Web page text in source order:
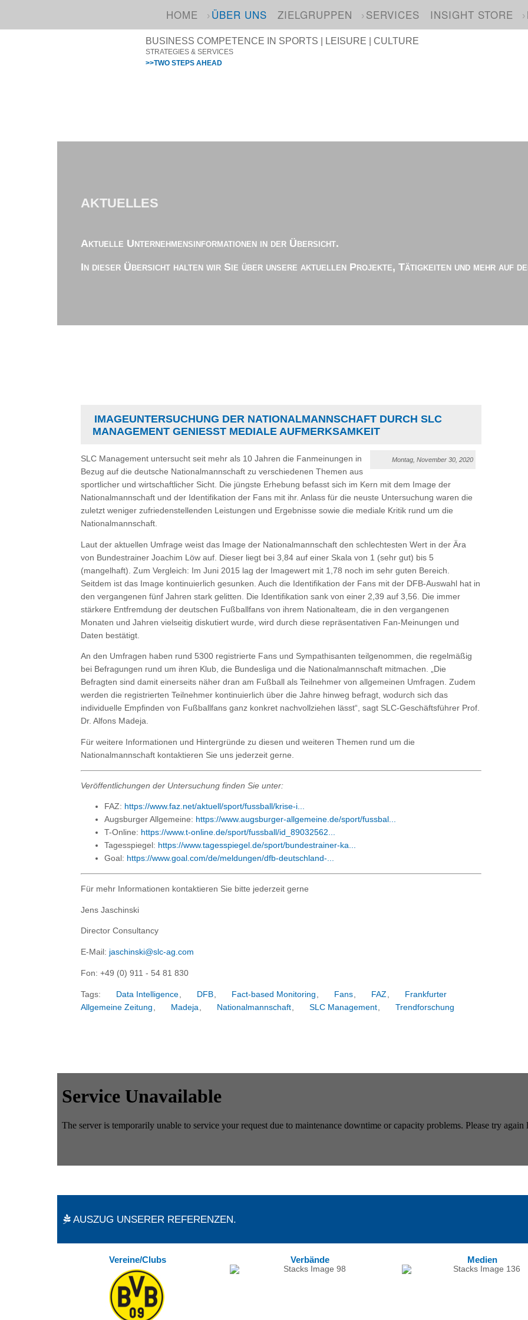
HOME ÜBER UNS ZIELGRUPPEN SERVICES INSIGHT STORE
BUSINESS COMPETENCE IN SPORTS | LEISURE | CULTURE
STRATEGIES & SERVICES
>>TWO STEPS AHEAD
AKTUELLES
Aktuelle Unternehmensinformationen in der Übersicht.
In dieser Übersicht halten wir Sie über unsere aktuellen Projekte, Tätigkeiten und mehr auf
IMAGEUNTERSUCHUNG DER NATIONALMANNSCHAFT DURCH SLC
MANAGEMENT GENIESST MEDIALE AUFMERKSAMKEIT
Montag, November 30, 2020
SLC Management untersucht seit mehr als 10 Jahren die Fanmeinungen in
Bezug auf die deutsche Nationalmannschaft zu verschiedenen Themen aus
sportlicher und wirtschaftlicher Sicht. Die jüngste Erhebung befasst sich im Kern mit dem Image der
Nationalmannschaft und der Identifikation der Fans mit ihr. Anlass für die neuste Untersuchung waren die
zuletzt weniger zufriedenstellenden Leistungen und Ergebnisse sowie die mediale Kritik rund um die
Nationalmannschaft.
Laut der aktuellen Umfrage weist das Image der Nationalmannschaft den schlechtesten Wert in der Ära
von Bundestrainer Joachim Löw auf. Dieser liegt bei 3,84 auf einer Skala von 1 (sehr gut) bis 5
(mangelhaft). Zum Vergleich: Im Juni 2015 lag der Imagewert mit 1,78 noch im sehr guten Bereich.
Seitdem ist das Image kontinuierlich gesunken. Auch die Identifikation der Fans mit der DFB-Auswahl hat in
den vergangenen fünf Jahren stark gelitten. Die Identifikation sank von einer 2,39 auf 3,56. Die immer
stärkere Entfremdung der deutschen Fußballfans von ihrem Nationalteam, die in den vergangenen
Monaten und Jahren vielseitig diskutiert wurde, wird durch diese repräsentativen Fan-Meinungen und
Daten bestätigt.
An den Umfragen haben rund 5300 registrierte Fans und Sympathisanten teilgenommen, die regelmäßig
bei Befragungen rund um ihren Klub, die Bundesliga und die Nationalmannschaft mitmachen. „Die
Befragten sind damit einerseits näher dran am Fußball als Teilnehmer von allgemeinen Umfragen. Zudem
werden die registrierten Teilnehmer kontinuierlich über die Jahre hinweg befragt, wodurch sich das
individuelle Empfinden von Fußballfans ganz konkret nachvollziehen lässt“, sagt SLC-Geschäftsführer Prof.
Dr. Alfons Madeja.
Für weitere Informationen und Hintergründe zu diesen und weiteren Themen rund um die
Nationalmannschaft kontaktieren Sie uns jederzeit gerne.
Veröffentlichungen der Untersuchung finden Sie unter:
FAZ: https://www.faz.net/aktuell/sport/fussball/krise-i...
Augsburger Allgemeine: https://www.augsburger-allgemeine.de/sport/fussbal...
T-Online: https://www.t-online.de/sport/fussball/id_89032562...
Tagesspiegel: https://www.tagesspiegel.de/sport/bundestrainer-ka...
Goal: https://www.goal.com/de/meldungen/dfb-deutschland-...
Für mehr Informationen kontaktieren Sie bitte jederzeit gerne
Jens Jaschinski
Director Consultancy
E-Mail: jaschinski@slc-ag.com
Fon: +49 (0) 911 - 54 81 830
Tags: Data Intelligence DFB Fact-based Monitoring Fans FAZ
Frankfurter
Allgemeine Zeitung
Madeja Nationalmannschaft SLC Management Trendforschung
AUSZUG UNSERER REFERENZEN.
Vereine/Clubs Verbände Medien